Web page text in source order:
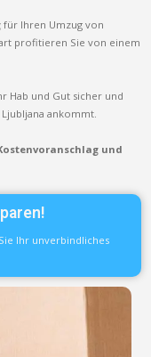
für Ihren Umzug von
profitieren Sie von einem
Hab und Gut sicher und
ankommt.
und
Ihr unverbindliches